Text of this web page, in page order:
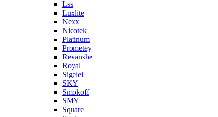
Lss
Luxlite
Nexx
Nicotek
Platinum
Prometey
Revanshe
Royal
Sigelei
SKY
Smokoff
SMY
Square